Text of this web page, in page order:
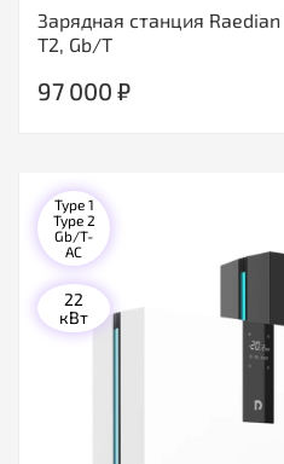
Зарядная станция
T2, Gb/T
97 000 ₽
Type 1
Type 2
Gb/T-
AC
22
кВт